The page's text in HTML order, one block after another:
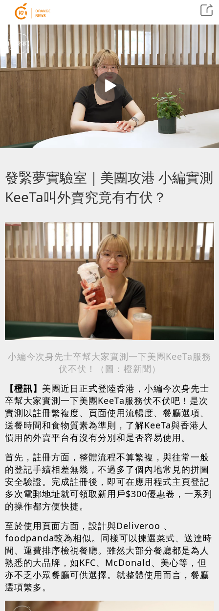
發緊夢實驗室｜美團攻港 小編實測
KeeTa叫外賣究竟有冇伏？
小編今次身先士卒幫大家實測一下美團KeeTa服務
伏不伏！（ 圖：橙新聞 ）
【橙訊】 美團近日正式登陸香港，小編今次身先士
卒幫大家實測一下美團KeeTa服務伏不伏吧！是次
實測以註冊繁複度、頁面使用流暢度、餐廳選項、
送餐時間和食物質素為準則，了解KeeTa與香港人
慣用的外賣平台有沒有分別和是否容易使用。
首先，註冊方面，整體流程不算繁複，與往常一般
的登記手續相差無幾，不過多了個內地常見的拼圖
安全驗證。完成註冊後，即可在應用程式主頁登記
多次電郵地址就可領取新用戶$300優惠卷，一系列
的操作都方便快捷。
至於使用頁面方面，設計與Deliveroo 、
foodpanda較為相似。同樣可以揀選菜式、送達時
間、運費排序檢視餐廳。雖然大部分餐廳都是為人
熟悉的大品牌，如KFC、McDonald、美心等，但
亦不乏小眾餐廳可供選擇。就整體使用而言，餐廳
選項繁多。